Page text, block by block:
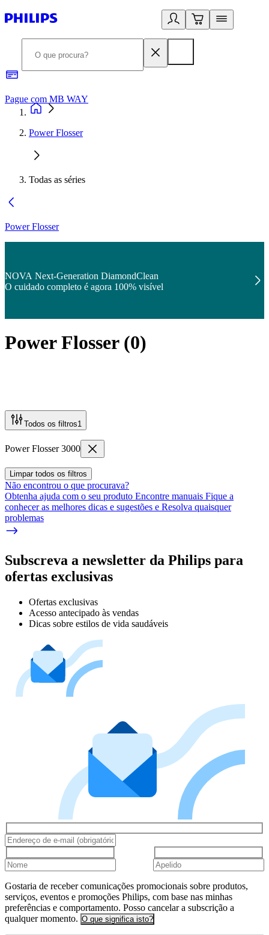
Pague com MB WAY
Power Flosser
Todas as séries
Power Flosser
NOVA Next-Generation DiamondClean
O cuidado completo é agora 100% visível
Power Flosser(0)
Todos os filtros1
Power Flosser 3000
Limpar todos os filtros
Não encontrou o que procurava?
Obtenha ajuda com o seu produto Encontre manuais Fique a
conhecer as melhores dicas e sugestões e Resolva quaisquer
problemas
Subscreva a newsletter da Philips para
ofertas exclusivas
Ofertas exclusivas
Acesso antecipado às vendas
Dicas sobre estilos de vida saudáveis
Gostaria de receber comunicações promocionais sobre produtos,
serviços, eventos e promoções Philips, com base nas minhas
preferências e comportamento. Posso cancelar a subscrição a
qualquer momento. O que significa isto?